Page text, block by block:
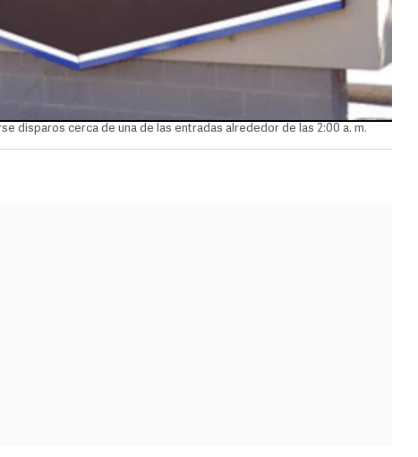
disparos cerca de una de las entradas alrededor de las 2:00 a. m.